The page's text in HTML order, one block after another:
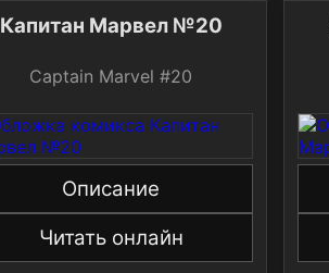
Капитан Марвел №20
Captain Marvel #20
Описание
Читать онлайн